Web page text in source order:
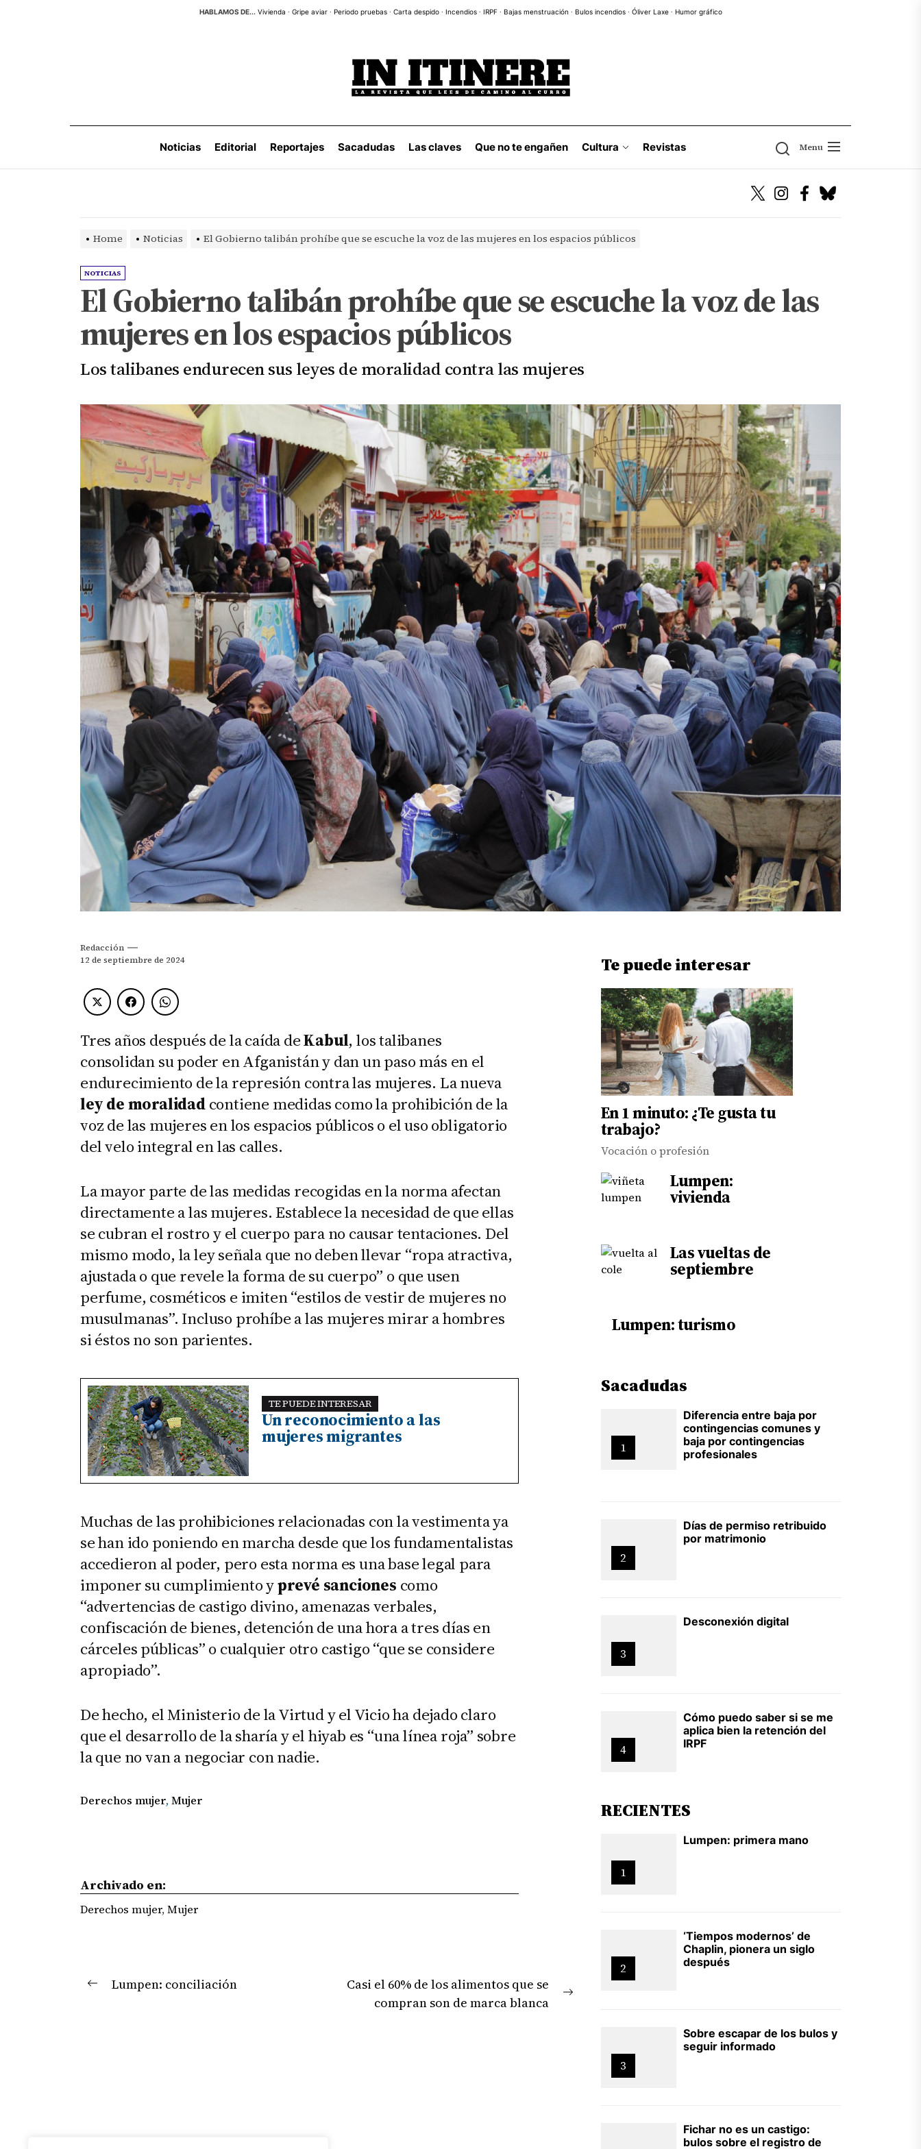
HABLAMOS DE... Vivienda · Gripe aviar· Periodo pruebas· Carta despido· Incendios· IRPF· Bajas menstruación · Bulos incendios· Óliver Laxe· Humor gráfico
Noticias Editorial Reportajes Sacadudas Las claves Que no te engañen Cultura Revistas Menu
Home Noticias El Gobierno talibán prohíbe que se escuche la voz de las mujeres en los espacios públicos
NOTICIAS
El Gobierno talibán prohíbe que se escuche la voz de las
mujeres en los espacios públicos
Los talibanes endurecen sus leyes de moralidad contra las mujeres
Redacción
12 de septiembre de 2024
Tres años después de la caída deKabul, los talibanes
consolidan su poder en Afganistán y dan un paso más en el
endurecimiento de la represión contra las mujeres. La nueva
ley de moralidadcontiene medidas como la prohibición de la
voz de las mujeres en los espacios públicos o el uso obligatorio
del velo integral en las calles.
La mayor parte de las medidas recogidas en la norma afectan
directamente a las mujeres. Establece la necesidad de que ellas
se cubran el rostro y el cuerpo para no causar tentaciones. Del
mismo modo, la ley señala que no deben llevar “ropa atractiva,
ajustada o que revele la forma de su cuerpo” o que usen
perfume, cosméticos e imiten “estilos de vestir de mujeres no
musulmanas”. Incluso prohíbe a las mujeres mirar a hombres
si éstos no son parientes.
TE PUEDE INTERESAR
Un reconocimiento a las
mujeres migrantes
Muchas de las prohibiciones relacionadas con la vestimenta ya
se han ido poniendo en marcha desde que los fundamentalistas
accedieron al poder, pero esta norma es una base legal para
imponer su cumplimiento yprevé sanciones como
“advertencias de castigo divino, amenazas verbales,
confiscación de bienes, detención de una hora a tres días en
cárceles públicas” o cualquier otro castigo “que se considere
apropiado”.
De hecho, el Ministerio de la Virtud y el Vicio ha dejado claro
que el desarrollo de la sharía y el hiyab es “una línea roja” sobre
la que no van a negociar con nadie.
Derechos mujer, Mujer
Archivado en:
Derechos mujer,Mujer
Navegación
Previous
Lumpen: conciliación
Casi el 60% de los alimentos que se
compran son de marca blanca
Te puede interesar
En 1 minuto: ¿Te gusta tu
trabajo?
Vocación o profesión
Lumpen:
vivienda
Las vueltas de
septiembre
Lumpen: turismo
Sacadudas
1
Diferencia entre baja por
contingencias comunes y
baja por contingencias
profesionales
2
Días de permiso retribuido
por matrimonio
3
Desconexión digital
4
Cómo puedo saber si se me
aplica bien la retención del
IRPF
RECIENTES
1
Lumpen: primera mano
2
‘Tiempos modernos’ de
Chaplin, pionera un siglo
después
3
Sobre escapar de los bulos y
seguir informado
Fichar no es un castigo:
bulos sobre el registro de